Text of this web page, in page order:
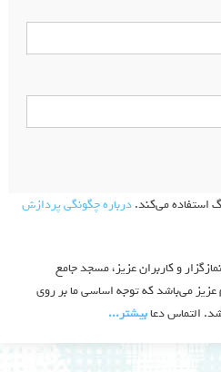
استفاده می‌کند.درباره چگونگی پردازش
و کاربران عزیز، مسجد جامع
عزیز می‌باشد که توجه اساسی ما بر روی
التماس دعابیشتر‫...‬